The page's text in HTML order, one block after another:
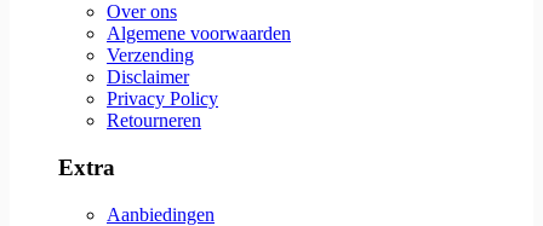
Over ons
Algemene voorwaarden
Verzending
Disclaimer
Privacy Policy
Retourneren
Extra
Aanbiedingen